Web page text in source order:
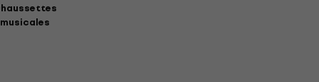
musicales